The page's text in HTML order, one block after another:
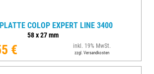
COLOP EXPERT LINE 3400
58x27mm
€ inkl. 19% MwSt.
zzgl. Versandkosten